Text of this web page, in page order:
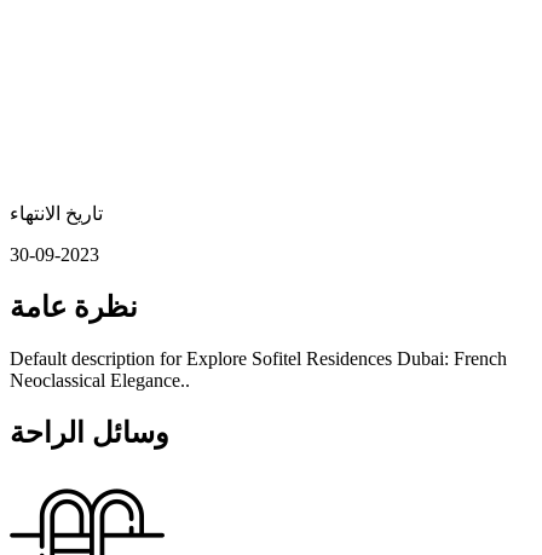
تاريخ الانتهاء
30-09-2023
نظرة عامة
Default description for Explore Sofitel Residences Dubai: French
Neoclassical Elegance..
وسائل الراحة